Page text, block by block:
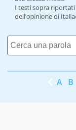
I testi sopra
dell’opinione di
A B